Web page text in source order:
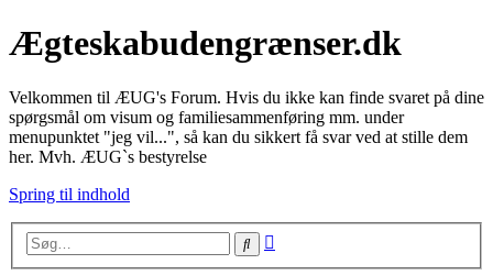
Ægteskabudengrænser.dk
Velkommen til ÆUG's Forum. Hvis du ikke kan finde svaret på dine
spørgsmål om visum og familiesammenføring mm. under
menupunktet "jeg vil...", så kan du sikkert få svar ved at stille dem
her. Mvh. ÆUG`s bestyrelse
Spring til indhold
Søg